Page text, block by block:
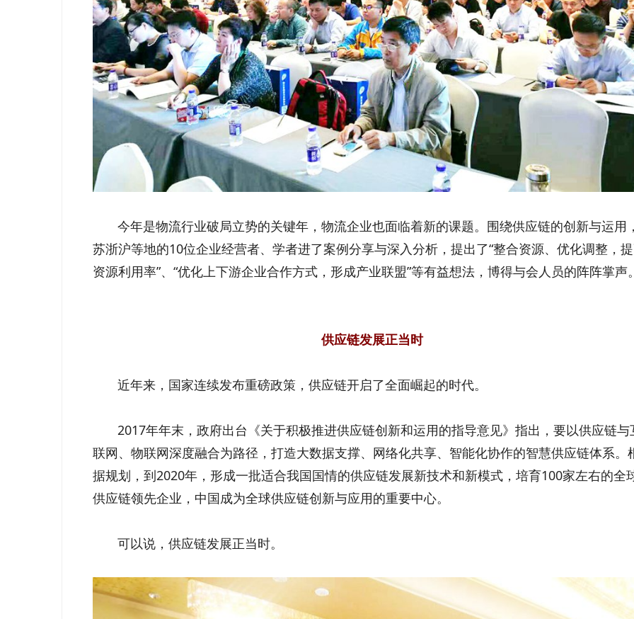
今年是物流行业破局立势的关键年，物流企业也面临着新的课题。围绕供应链的创新与运用，
苏浙沪等地的10位企业经营者、学者进了案例分享与深入分析，提出了“整合资源、优化调整，
资源利用率”、“优化上下游企业合作方式，形成产业联盟”等有益想法，博得与会人员的阵阵掌声。
供应链发展正当时
近年来，国家连续发布重磅政策，供应链开启了全面崛起的时代。
2017年年末，政府出台《关于积极推进供应链创新和运用的指导意见》指出，要以供应链与
联网、物联网深度融合为路径，打造大数据支撑、网络化共享、智能化协作的智慧供应链体系。
据规划，到2020年，形成一批适合我国国情的供应链发展新技术和新模式，培育100家左右的全
供应链领先企业，中国成为全球供应链创新与应用的重要中心。
可以说，供应链发展正当时。